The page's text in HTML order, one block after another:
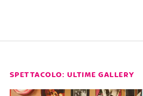
SPETTACOLO: ULTIME GALLERY